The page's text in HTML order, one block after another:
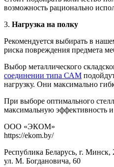
возможность рационально
3. Нагрузка на полку
Рекомендуется выбирать в
риска повреждения предмета
Выбор металлического
соединении типа САМ
нагрузку. Они максимально
При выборе оптимального
максимальную эффективность
ООО «ЭКОМ»
https://ekom.by/
Республика Беларусь, г. Минск,
ул. М. Богдановича, 60